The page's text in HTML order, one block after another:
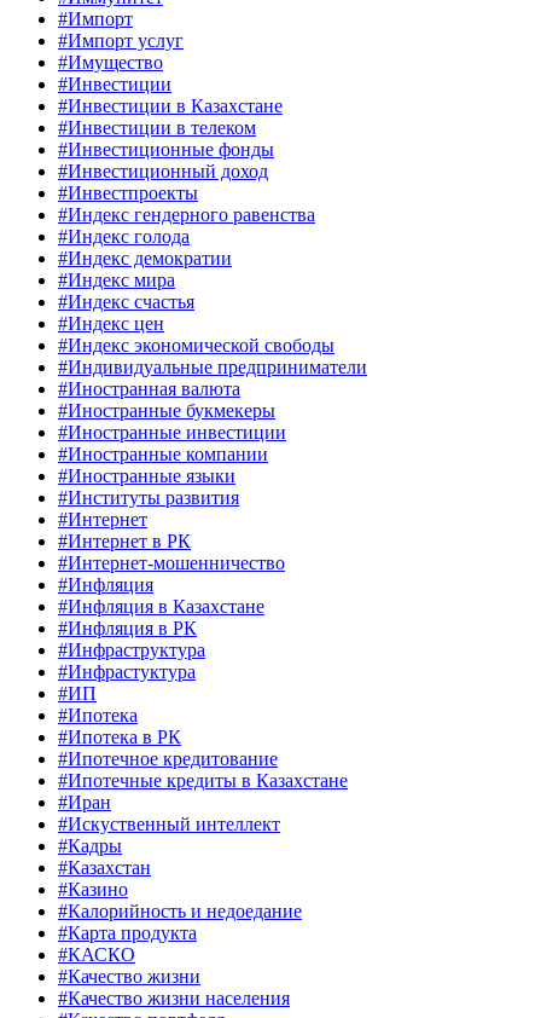
#Импорт
#Импорт услуг
#Имущество
#Инвестиции
#Инвестиции в Казахстане
#Инвестиции в телеком
#Инвестиционные фонды
#Инвестиционный доход
#Инвестпроекты
#Индекс гендерного равенства
#Индекс голода
#Индекс демократии
#Индекс мира
#Индекс счастья
#Индекс цен
#Индекс экономической свободы
#Индивидуальные предприниматели
#Иностранная валюта
#Иностранные букмекеры
#Иностранные инвестиции
#Иностранные компании
#Иностранные языки
#Институты развития
#Интернет
#Интернет в РК
#Интернет-мошенничество
#Инфляция
#Инфляция в Казахстане
#Инфляция в РК
#Инфраструктура
#Инфрастуктура
#ИП
#Ипотека
#Ипотека в РК
#Ипотечное кредитование
#Ипотечные кредиты в Казахстане
#Иран
#Искуственный интеллект
#Кадры
#Казахстан
#Казино
#Калорийность и недоедание
#Карта продукта
#КАСКО
#Качество жизни
#Качество жизни населения